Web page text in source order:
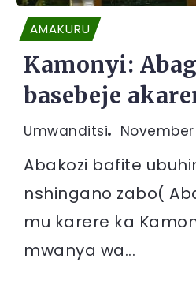
AMAKURU
Kamonyi:
basebeje
Umwanditsi November
Abakozi bafite
nshingano zabo(
mu karere ka
mwanya wa...